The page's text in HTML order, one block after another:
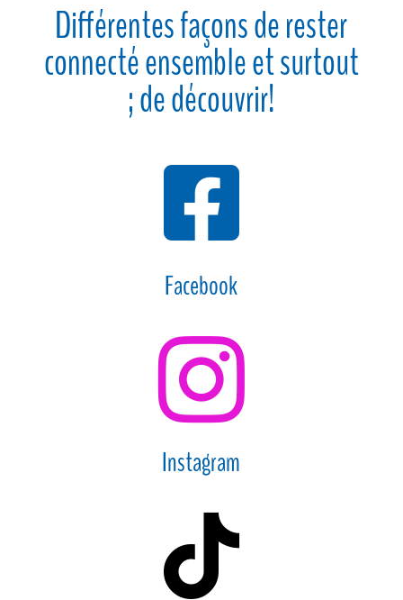
Différentes façons de rester
connecté ensemble et surtout
; de découvrir!

Facebook

Instagram
